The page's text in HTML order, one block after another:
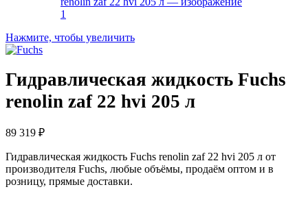
Нажмите, чтобы увеличить
Гидравлическая жидкость Fuchs
renolin zaf 22 hvi 205 л
89 319 ₽
Гидравлическая жидкость Fuchs renolin zaf 22 hvi 205 л от
производителя Fuchs, любые объёмы, продаём оптом и в
розницу, прямые доставки.